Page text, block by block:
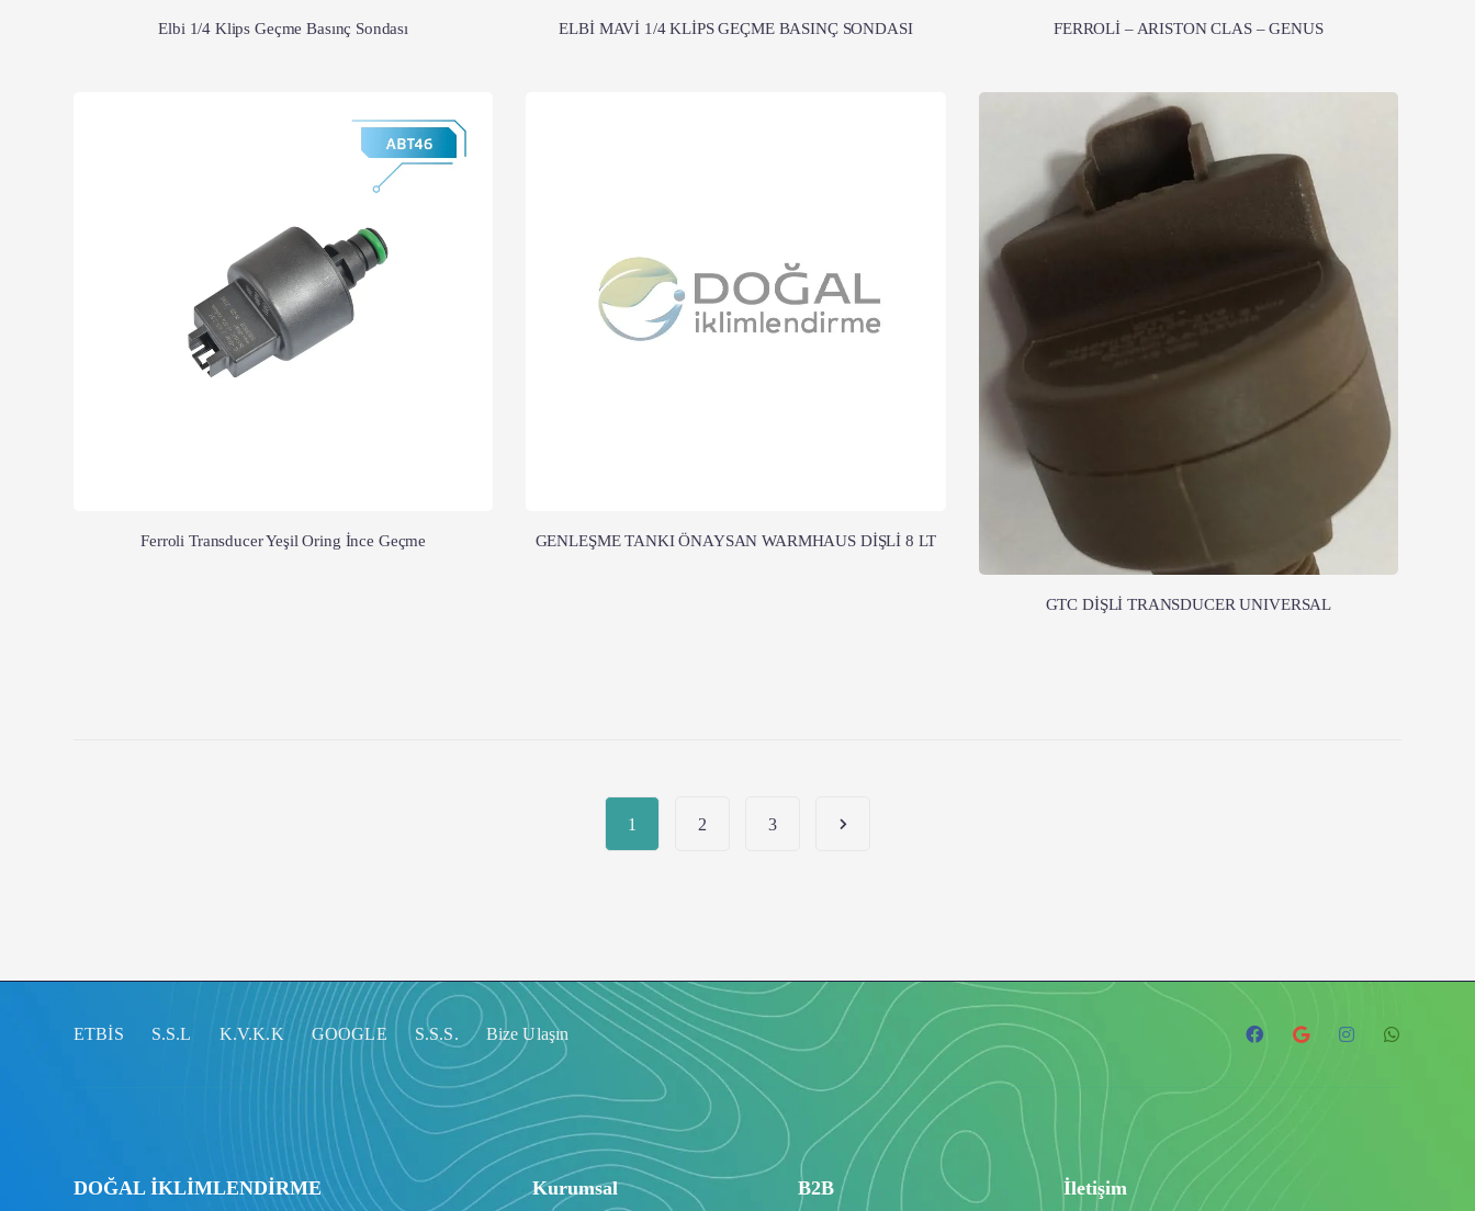
Elbi 1/4 Klips Geçme Basınç Sondası ELBİ MAVİ 1/4 KLİPS GEÇME BASINÇ SONDASI FERROLİ – ARISTON CLAS – GENUS
Ferroli Transducer Yeşil Oring İnce Geçme GENLEŞME TANKI ÖNAYSAN WARMHAUS DİŞLİ 8 LT
GTC DİŞLİ TRANSDUCER UNIVERSAL
1 2 3
ETBİS S.S.L K.V.K.K GOOGLE S.S.S. Bize Ulaşın
DOĞAL İKLİMLENDİRME Kurumsal B2B İletişim